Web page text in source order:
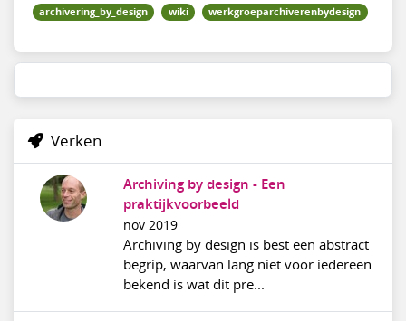
archivering_by_design
wiki werkgroeparchiverenbydesign
Verken
Archiving by design - Een
praktijkvoorbeeld
nov 2019
Archiving by design is best een abstract
begrip, waarvan lang niet voor iedereen
bekend is wat dit pre...